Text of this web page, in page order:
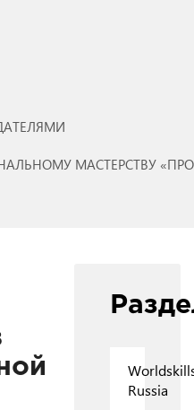
МАСТЕРСТВУ
Russia